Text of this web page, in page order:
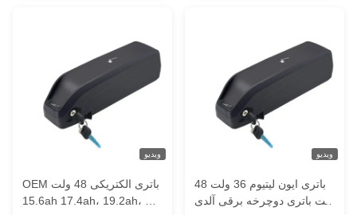
ویدیو
OEM باتری الکتریکی 48 ولت
15.6ah 17.4ah، 19.2ah، E
ویدیو
باتری ایون لیتیوم 36 ولت 48
ولت باتری دوچرخه برقی آلدی